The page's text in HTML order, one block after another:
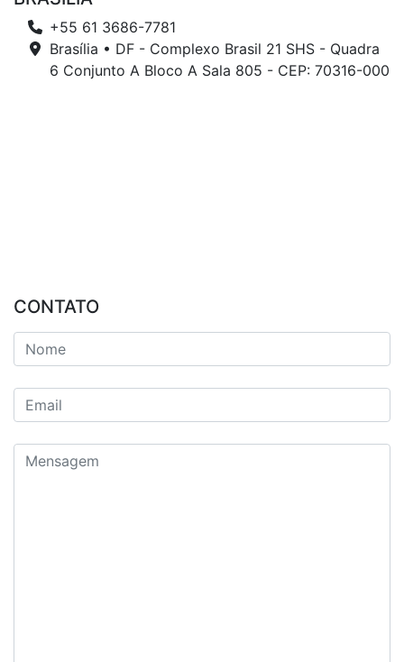
+55 61 3686-7781
Brasília • DF - Complexo Brasil 21 SHS - Quadra
6 Conjunto A Bloco A Sala 805 - CEP: 70316-000
CONTATO